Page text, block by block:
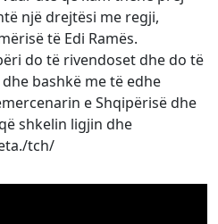
një drejtësi me regji,
të Edi Ramës.
do të rivendoset dhe do të
bashkë me të edhe
e Shqipërisë dhe
shkelin ligjin dhe
tch/